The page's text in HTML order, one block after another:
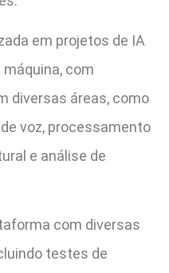
em projetos de IA
máquina, com
diversas áreas, como
voz, processamento
e análise de
com diversas
testes de